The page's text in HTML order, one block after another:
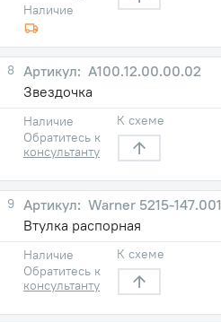
Наличие
8
А100.12.00.00.02
Звездочка
Наличие
Обратитесь к
консультанту
К схеме
9
Warner 5215-147.001
Втулка распорная
Наличие
Обратитесь к
консультанту
К схеме